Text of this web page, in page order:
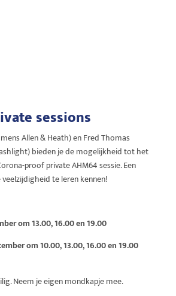
sessions
Allen & Heath) en Fred Thomas
bieden je de mogelijkheid tot het
proof private AHM64 sessie. Een
te leren kennen!
om 13.00, 16.00 en 19.00
om 10.00, 13.00, 16.00 en 19.00
Neem je eigen mondkapje mee.